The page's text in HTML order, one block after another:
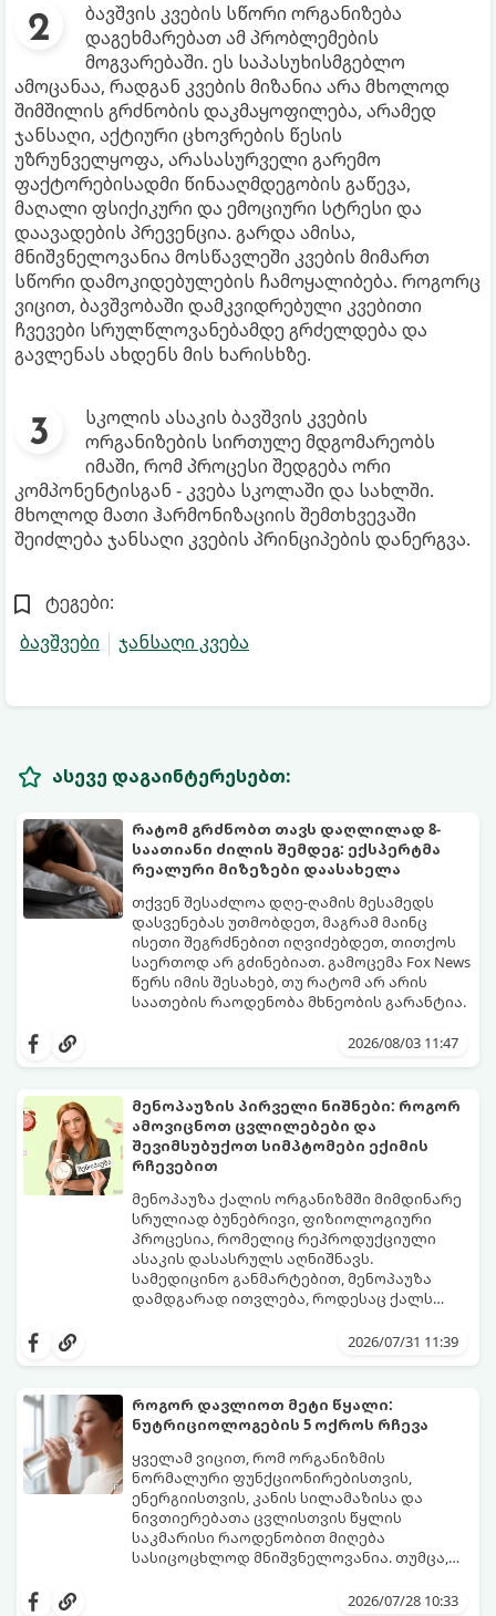
ბავშვის კვების სწორი ორგანიზება
დაგეხმარებათ ამ პრობლემების
მოგვარებაში. ეს საპასუხისმგებლო
ამოცანაა, რადგან კვების მიზანია არა მხოლოდ
შიმშილის გრძნობის დაკმაყოფილება, არამედ
ჯანსაღი, აქტიური ცხოვრების წესის
უზრუნველყოფა, არასასურველი გარემო
ფაქტორებისადმი წინააღმდეგობის გაწევა,
მაღალი ფსიქიკური და ემოციური სტრესი და
დაავადების პრევენცია. გარდა ამისა,
მნიშვნელოვანია მოსწავლეში კვების მიმართ
სწორი დამოკიდებულების ჩამოყალიბება. როგორც
ვიცით, ბავშვობაში დამკვიდრებული კვებითი
ჩვევები სრულწლოვანებამდე გრძელდება და
გავლენას ახდენს მის ხარისხზე.
სკოლის ასაკის ბავშვის კვების
ორგანიზების სირთულე მდგომარეობს
იმაში, რომ პროცესი შედგება ორი
კომპონენტისგან - კვება სკოლაში და სახლში.
მხოლოდ მათი ჰარმონიზაციის შემთხვევაში
შეიძლება ჯანსაღი კვების პრინციპების დანერგვა.
ტეგები:
ბავშვები
ჯანსაღი კვება
ასევე დაგაინტერესებთ:
რატომ გრძნობთ თავს დაღლილად 8-
საათიანი ძილის შემდეგ: ექსპერტმა
რეალური მიზეზები დაასახელა
თქვენ შესაძლოა დღე-ღამის მესამედს
დასვენებას უთმობდეთ, მაგრამ მაინც
ისეთი შეგრძნებით იღვიძებდეთ, თითქოს
საერთოდ არ გძინებიათ. გამოცემა Fox News
წერს იმის შესახებ, თუ რატომ არ არის
საათების რაოდენობა მხნეობის გარანტია.
2026/08/03 11:47
მენოპაუზის პირველი ნიშნები: როგორ
ამოვიცნოთ ცვლილებები და
შევიმსუბუქოთ სიმპტომები ექიმის
რჩევებით
მენოპაუზა ქალის ორგანიზმში მიმდინარე
სრულიად ბუნებრივი, ფიზიოლოგიური
პროცესია, რომელიც რეპროდუქციული
ასაკის დასასრულს აღნიშნავს.
სამედიცინო განმარტებით, მენოპაუზა
დამდგარად ითვლება, როდესაც ქალს
ცვლილებები ამ მომენტამდე ბევრად ადრე
საშუალოდ 40-დან 50 წლამდე ასაკში იწყება
და შესაძლოა 4-დან 8 წლამდე
გაგრძელდეს).
იმისათვის, რომ ეს პერიოდი შფოთვის
გარეშე გაიაროთ, მნიშვნელოვანია
იცოდეთ, რა სიგნალებს გზავნის ორგანიზმი
და როგორ შეიმსუბუქოთ მდგომარეობა
მეან-გინეკოლოგებისა და
ნუტრიციოლოგების რეკომენდაციებით.
2026/07/31 11:39
როგორ დავლიოთ მეტი წყალი:
ნუტრიციოლოგების 5 ოქროს რჩევა
ყველამ ვიცით, რომ ორგანიზმის
ნორმალური ფუნქციონირებისთვის,
ენერგიისთვის, კანის სილამაზისა და
ნივთიერებათა ცვლისთვის წყლის
საკმარისი რაოდენობით მიღება
სასიცოცხლოდ მნიშვნელოვანია. თუმცა,
უბრალოდ ჩვევის არქონის გამო, დღის
დალევა ან მისი გემო მოსაწყენი2026/07/28 10:33